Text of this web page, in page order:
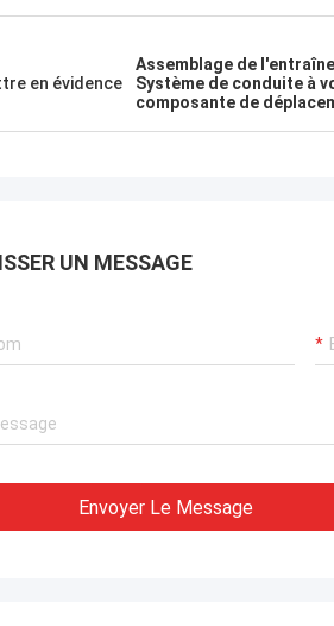
en évidence
Assemblage de
Système de conduite à
composante de
UN MESSAGE
Envoyer Le Message